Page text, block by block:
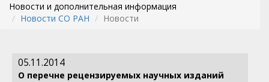
Новости и дополнительная информация
Новости СО РАН
Новости
05.11.2014
О перечне рецензируемых научных изданий